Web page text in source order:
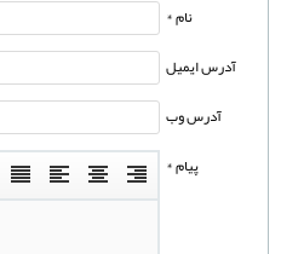
نام *
آدرس ایمیل
آدرس وب
پیام *